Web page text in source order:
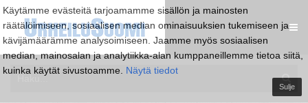
Käytämme evästeitä tarjoamamme sisällön ja mainosten
räätälöimiseen, sosiaalisen median ominaisuuksien tukemiseen ja
kävijämäärämme analysoimiseen. Jaamme myös sosiaalisen
median, mainosalan ja analytiikka-alan kumppaneillemme tietoa siitä,
kuinka käytät sivustoamme. Näytä tiedot
Sulje